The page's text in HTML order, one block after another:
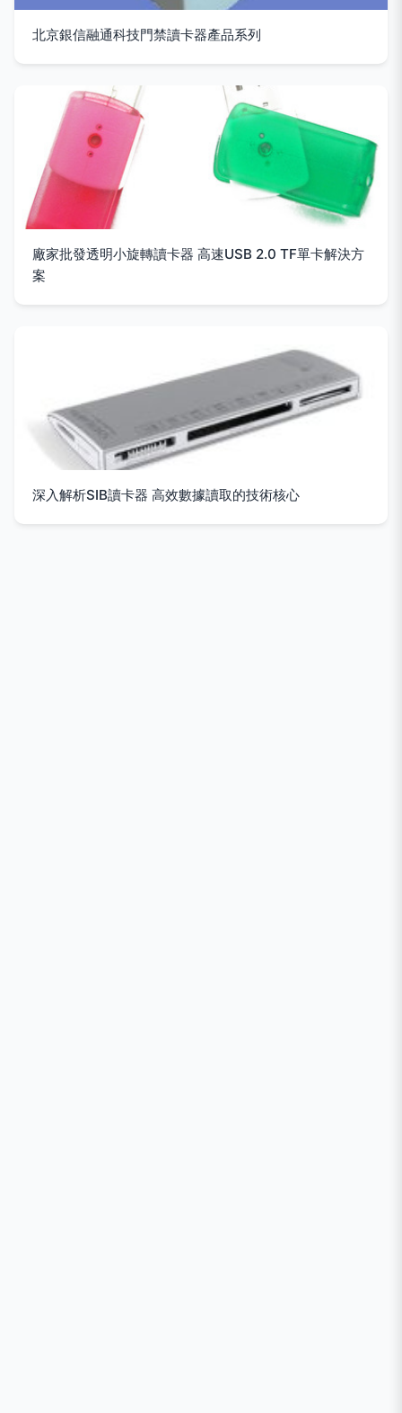
北京銀信融通科技門禁讀卡器產品系列
廠家批發透明小旋轉讀卡器 高速USB 2.0 TF單卡解決方
案
深入解析SIB讀卡器 高效數據讀取的技術核心